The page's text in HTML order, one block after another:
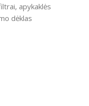
apykaklės
dėklas